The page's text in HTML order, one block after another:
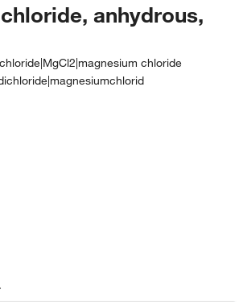
anhydrous,
chloride